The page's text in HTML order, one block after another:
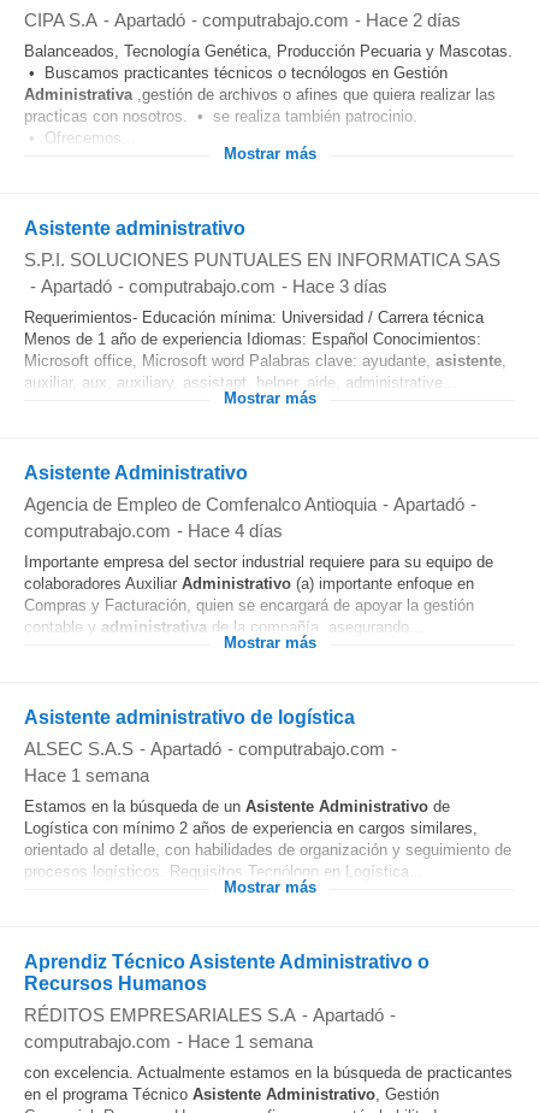
CIPA S.A - Apartadó - computrabajo.com - Hace 2 días
Balanceados, Tecnología Genética, Producción Pecuaria y Mascotas.
• Buscamos practicantes técnicos o tecnólogos en Gestión
Administrativa,gestión de archivos o afines que quiera realizar las
practicas con nosotros. • se realiza también patrocinio.
• Ofrecemos...
Mostrar más
Asistente administrativo
S.P.I. SOLUCIONES PUNTUALES EN INFORMATICA SAS
- Apartadó - computrabajo.com - Hace 3 días
Requerimientos- Educación mínima: Universidad / Carrera técnica
Menos de 1 año de experiencia Idiomas: Español Conocimientos:
Microsoft office, Microsoft word Palabras clave: ayudante, asistente,
auxiliar, aux, auxiliary, assistant, helper, aide, administrative...
Mostrar más
Asistente Administrativo
Agencia de Empleo de Comfenalco Antioquia - Apartadó -
computrabajo.com - Hace 4 días
Importante empresa del sector industrial requiere para su equipo de
colaboradores Auxiliar Administrativo (a) importante enfoque en
Compras y Facturación, quien se encargará de apoyar la gestión
contable y administrativa de la compañía, asegurando...
Mostrar más
Asistente administrativo de logística
ALSEC S.A.S - Apartadó - computrabajo.com -
Hace 1 semana
Estamos en la búsqueda de un Asistente Administrativo de
Logística con mínimo 2 años de experiencia en cargos similares,
orientado al detalle, con habilidades de organización y seguimiento de
procesos logísticos. Requisitos Tecnólogo en Logística...
Mostrar más
Aprendiz Técnico Asistente Administrativo o
Recursos Humanos
RÉDITOS EMPRESARIALES S.A - Apartadó -
computrabajo.com - Hace 1 semana
con excelencia. Actualmente estamos en la búsqueda de practicantes
en el programa Técnico Asistente Administrativo, Gestión